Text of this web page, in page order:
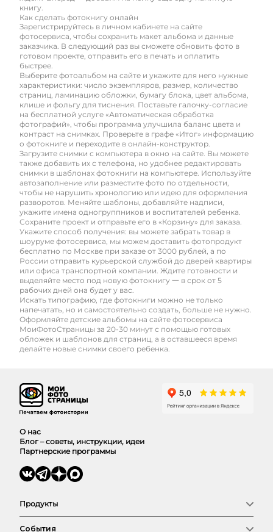
книгу.
Как сделать фотокнигу онлайн
Зарегистрируйтесь в личном кабинете на сайте
фотосервиса, чтобы сохранить макет альбома и данные
заказчика. В следующий раз вы сможете обновить фото в
готовом проекте, отправить его в печать и оплатить
быстрее.
Выберите фотоальбом на сайте и укажите для него нужные
характеристики: число экземпляров, размер, количество
страниц, ламинацию обложки, бумагу блока, цвет альбома,
клише и фольгу для тиснения. Поставьте галочку-согласие
на бесплатной услуге «Автоматическая обработка
фотографий», чтобы программа улучшила баланс цвета и
контраст на снимках. Проверьте в графе «Итог» информацию
о фотокниге и переходите в онлайн-конструктор.
Загрузите снимки с компьютера в окно на сайте. Вы можете
также добавить их с телефона, но удобнее редактировать
снимки в шаблонах фотокниги на компьютере. Используйте
автозаполнение или разместите фото по отдельности,
чтобы не нарушить хронологию или идею для оформления
разворотов. Меняйте шаблоны, добавляйте надписи,
укажите имена одногруппников и воспитателей ребенка.
Сохраните проект и отправьте его в «Корзину» для заказа.
Укажите способ получения: вы можете забрать товар в
шоуруме фотосервиса, мы можем доставить фотопродукт
бесплатно по Москве при заказе от 3000 рублей, а по
России отправить курьерской службой до дверей квартиры
или офиса транспортной компании. Ждите готовности и
выделяйте место под новую фотокнигу 一 в срок от 5
рабочих дней она будет у вас.
Искать типографию, где фотокниги можно не только
напечатать, но и самостоятельно создать, больше не нужно.
Оформляйте детские альбомы на сайте фотосервиса
МоиФотоСтраницы за 20-30 минут с помощью готовых
обложек и шаблонов для страниц, а в оставшееся время
делайте новые снимки своего ребенка.
О нас
Блог – советы, инструкции, идеи
Партнерские программы
Продукты
События